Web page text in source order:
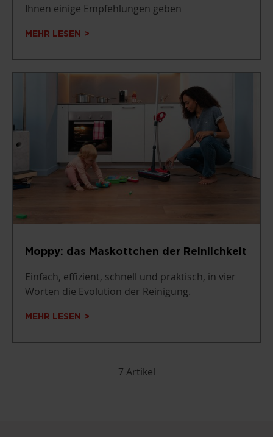
Ihnen einige Empfehlungen geben
MEHR LESEN
Moppy: das Maskottchen der Reinlichkeit
Einfach, effizient, schnell und praktisch, in vier
Worten die Evolution der Reinigung.
MEHR LESEN
7 Artikel